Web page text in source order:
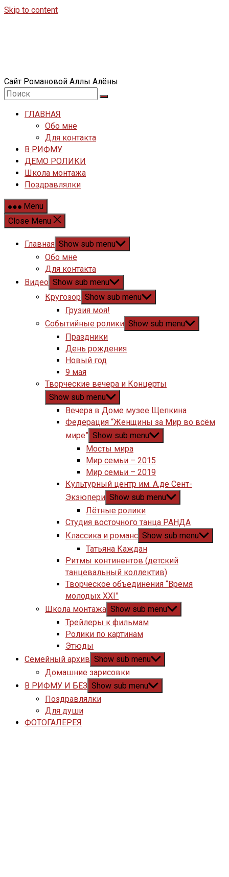
Skip to content
Сайт Романовой Аллы Алёны
ГЛАВНАЯ
Обо мне
Для контакта
В РИФМУ
ДЕМО РОЛИКИ
Школа монтажа
Поздравлялки
Menu
Close Menu
Главная Show sub menu
Обо мне
Для контакта
Видео Show sub menu
Кругозор Show sub menu
Грузия моя!
Событийные ролики Show sub menu
Праздники
День рождения
Новый год
9 мая
Творческие вечера и Концерты
Show sub menu
Вечера в Доме музее Щепкина
Федерация “Женщины за Мир во всём
мире” Show sub menu
Мосты мира
Мир семьи – 2015
Мир семьи – 2019
Культурный центр им. А.де Сент-
Экзюпери Show sub menu
Лётные ролики
Студия восточного танца РАНДА
Классика и романс Show sub menu
Татьяна Каждан
Ритмы континентов (детский
танцевальный коллектив)
Творческое объединения “Время
молодых XXI”
Школа монтажа Show sub menu
Трейлеры к фильмам
Ролики по картинам
Этюды
Семейный архив Show sub menu
Домашние зарисовки
В РИФМУ И БЕЗ Show sub menu
Поздравлялки
Для души
ФОТОГАЛЕРЕЯ